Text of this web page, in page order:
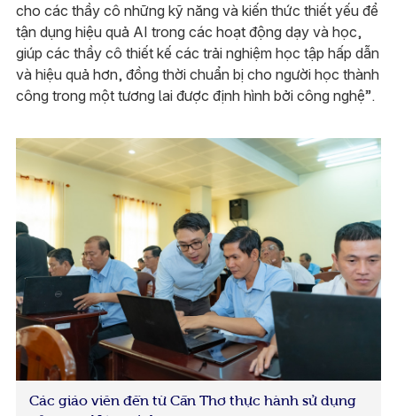
cho các thầy cô những kỹ năng và kiến ​​thức thiết yếu để
tận dụng hiệu quả AI trong các hoạt động dạy và học,
giúp các thầy cô thiết kế các trải nghiệm học tập hấp dẫn
và hiệu quả hơn, đồng thời chuẩn bị cho người học thành
công trong một tương lai được định hình bởi công nghệ”.
Các giáo viên đến từ Cần Thơ thực hành sử dụng